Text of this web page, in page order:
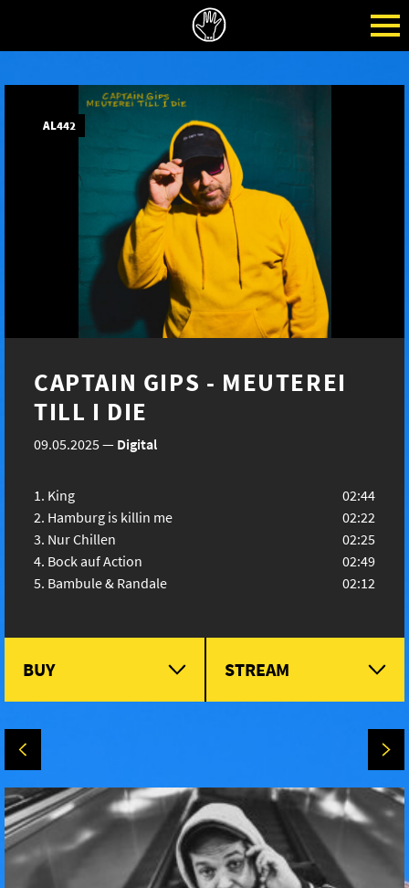
AL442
CAPTAIN GIPS - MEUTEREI
TILL I DIE
09.05.2025 — Digital
King
02:44
Hamburg is killin me
02:22
Nur Chillen
02:25
Bock auf Action
02:49
Bambule & Randale
02:12
BUY STREAM